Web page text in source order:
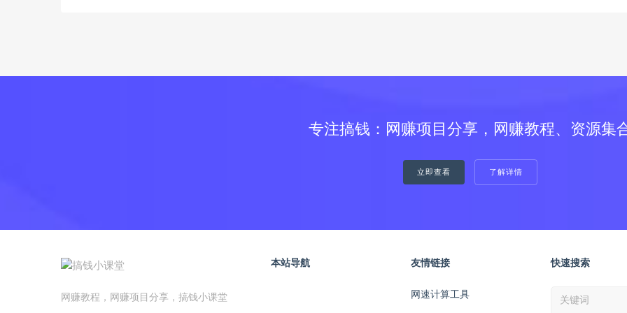
专注搞钱：网赚项目分享，网赚教程、资源集
立即查看 了解详情
网赚教程，网赚项目分享，搞钱小课堂
本站导航 友情链接
网速计算工具
快速搜索